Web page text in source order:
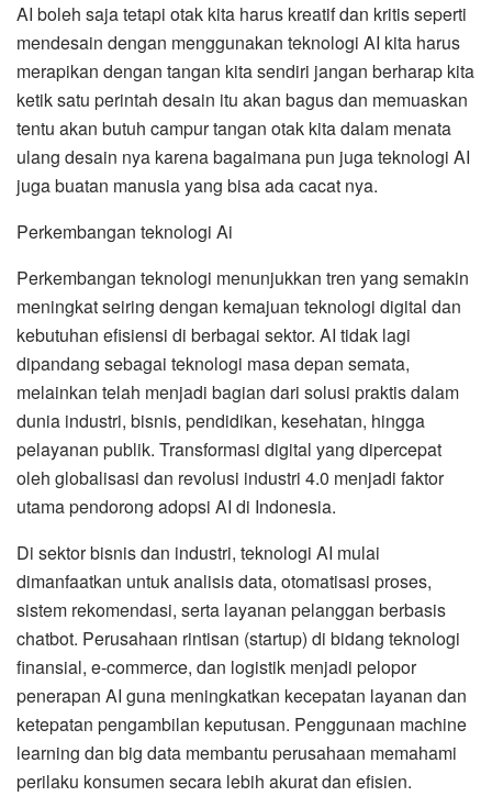
AI boleh saja tetapi otak kita harus kreatif dan kritis seperti
mendesain dengan menggunakan teknologi AI kita harus
merapikan dengan tangan kita sendiri jangan berharap kita
ketik satu perintah desain itu akan bagus dan memuaskan
tentu akan butuh campur tangan otak kita dalam menata
ulang desain nya karena bagaimana pun juga teknologi AI
juga buatan manusia yang bisa ada cacat nya.
Perkembangan teknologi Ai
Perkembangan teknologi menunjukkan tren yang semakin
meningkat seiring dengan kemajuan teknologi digital dan
kebutuhan efisiensi di berbagai sektor. AI tidak lagi
dipandang sebagai teknologi masa depan semata,
melainkan telah menjadi bagian dari solusi praktis dalam
dunia industri, bisnis, pendidikan, kesehatan, hingga
pelayanan publik. Transformasi digital yang dipercepat
oleh globalisasi dan revolusi industri 4.0 menjadi faktor
utama pendorong adopsi AI di Indonesia.
Di sektor bisnis dan industri, teknologi AI mulai
dimanfaatkan untuk analisis data, otomatisasi proses,
sistem rekomendasi, serta layanan pelanggan berbasis
chatbot. Perusahaan rintisan (startup) di bidang teknologi
finansial, e-commerce, dan logistik menjadi pelopor
penerapan AI guna meningkatkan kecepatan layanan dan
ketepatan pengambilan keputusan. Penggunaan machine
learning dan big data membantu perusahaan memahami
perilaku konsumen secara lebih akurat dan efisien.